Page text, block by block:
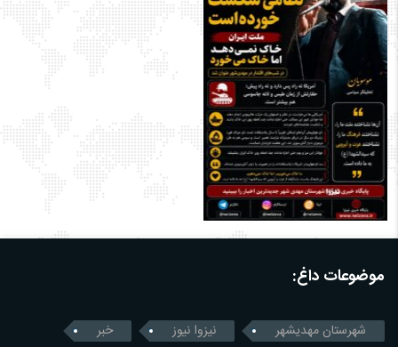
موضوعات داغ:
شهرستان مهدیشهر نیزوا نیوز خبر